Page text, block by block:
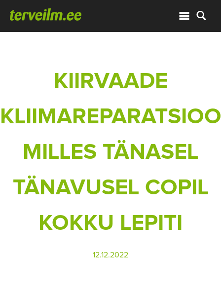
KIIRVAADE
MILLES TÄNASEL
TÄNAVUSEL COPIL
KOKKU LEPITI
12.12.2022